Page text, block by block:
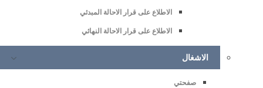
الاطلاع على قرار الاحالة المبدئي
الاطلاع على قرار الاحالة النهائي
الاشغال
صفحتي